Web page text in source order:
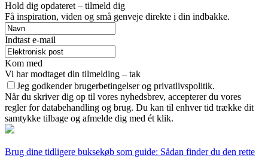
Hold dig opdateret – tilmeld dig
Få inspiration, viden og små genveje direkte i din indbakke.
Indtast e-mail
Kom med
Vi har modtaget din tilmelding – tak
Jeg godkender brugerbetingelser og privatlivspolitik.
Når du skriver dig op til vores nyhedsbrev, accepterer du vores
regler for databehandling og brug. Du kan til enhver tid trække dit
samtykke tilbage og afmelde dig med ét klik.
Brug dine tidligere buksekøb som guide: Sådan finder du den rette